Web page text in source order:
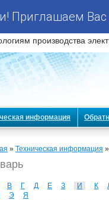
Приглашаем
производства
информация
» Техническая информация
В Г Д Е З И К
Э
Я